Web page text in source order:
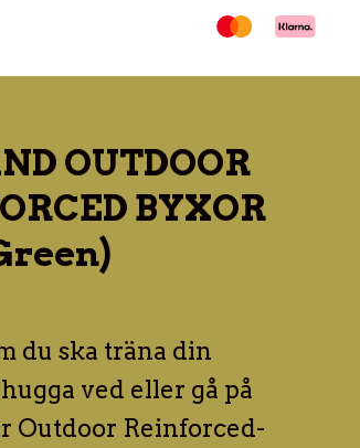
OUTDOOR
BYXOR
du ska träna din
ved eller gå på
Outdoor Reinforced-